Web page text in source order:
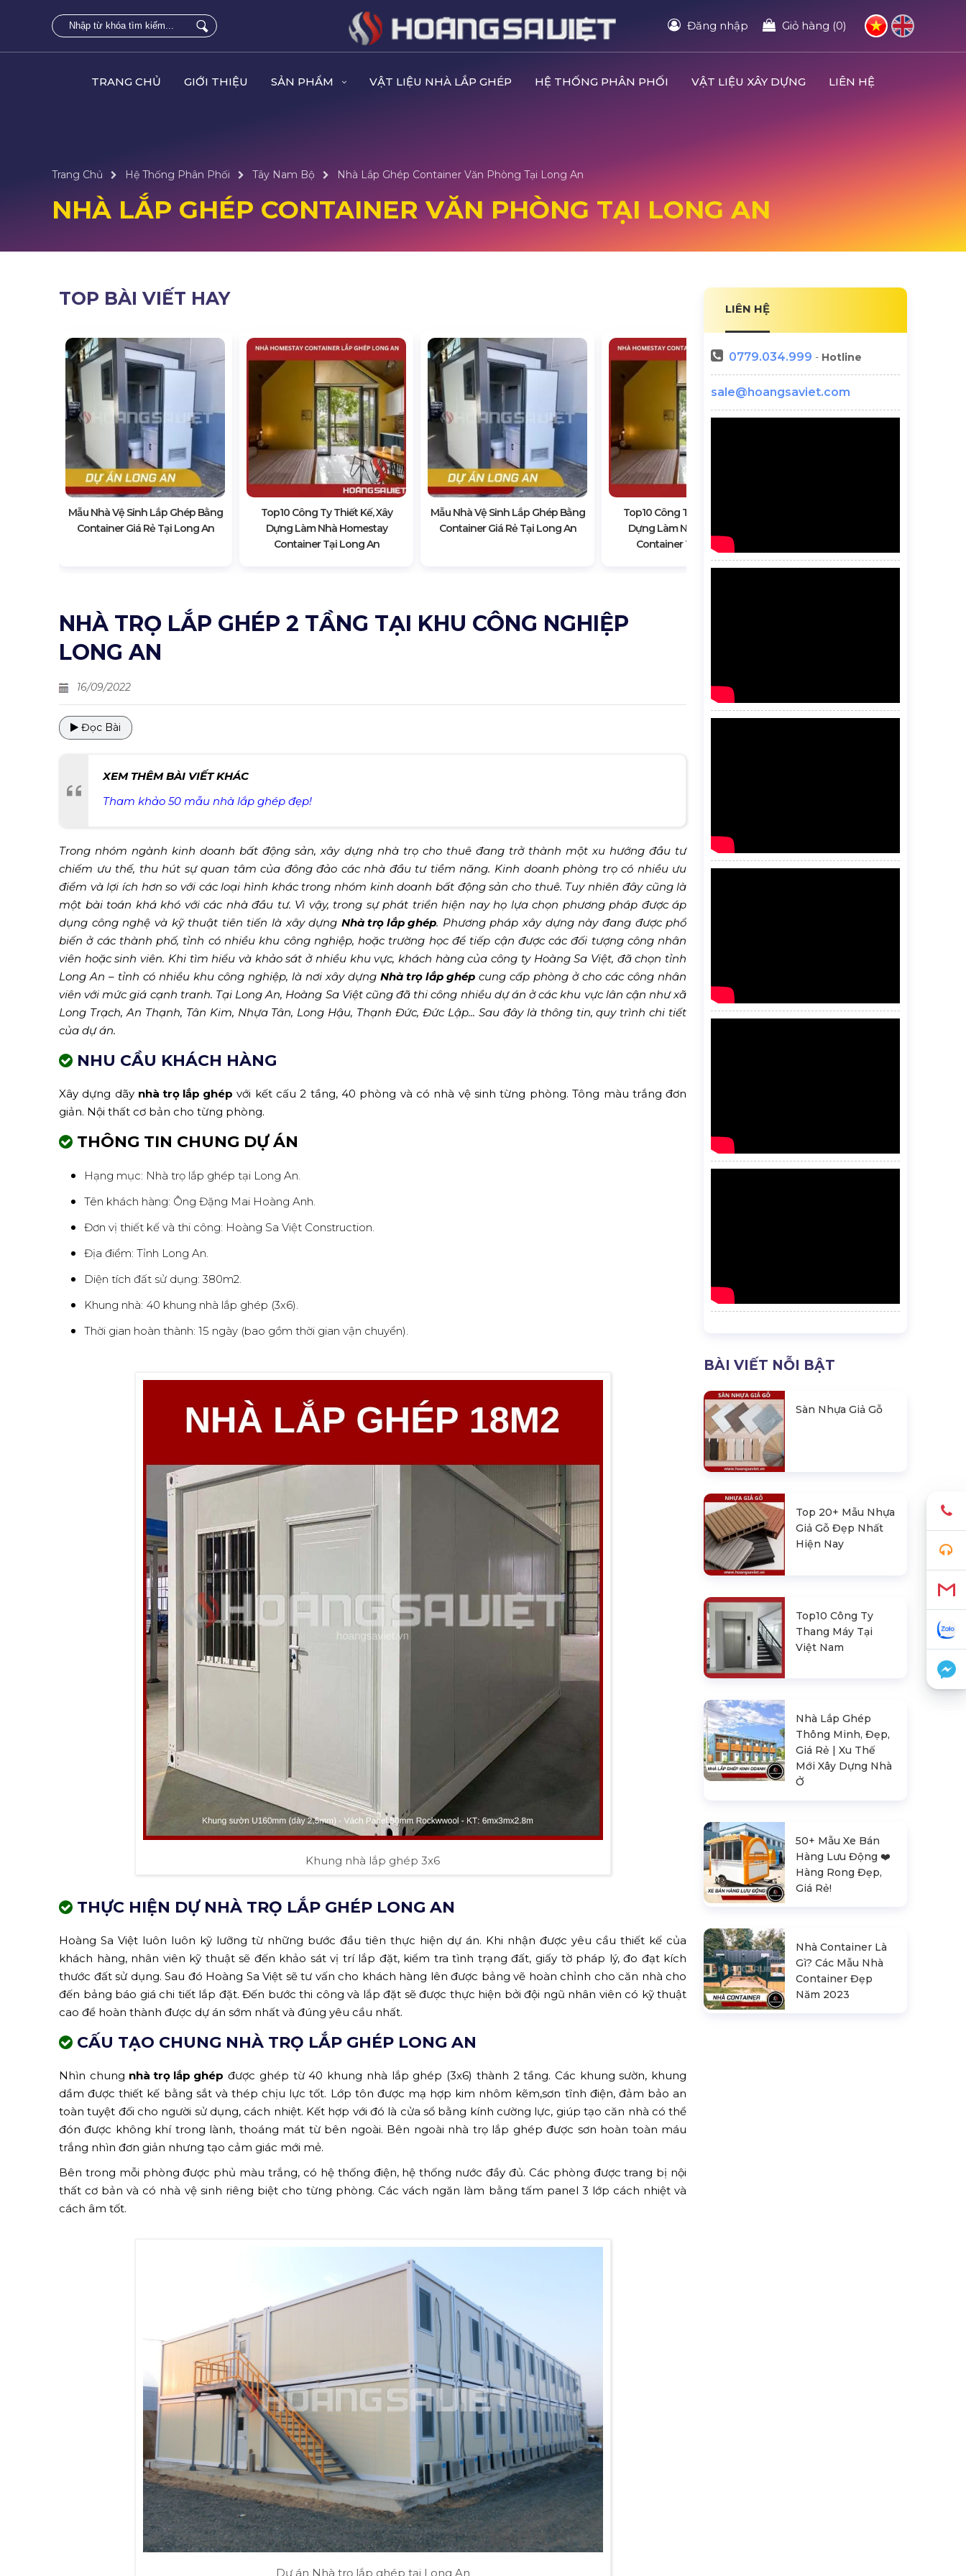
Đăng nhập Giỏ hàng (0)
TRANG CHỦ GIỚI THIỆU SẢN PHẨM VẬT LIỆU NHÀ LẮP GHÉP HỆ THỐNG PHÂN PHỐI VẬT LIỆU XÂY DỰNG LIÊN HỆ
Trang Chủ Hệ Thống Phân Phối Tây Nam Bộ Nhà Lắp Ghép Container Văn Phòng Tại Long An
NHÀ LẮP GHÉP CONTAINER VĂN PHÒNG TẠI LONG AN
TOP BÀI VIẾT HAY
Mẫu Nhà Vệ Sinh Lắp Ghép Bằng
Container Giá Rẻ Tại Long An
Top10 Công Ty Thiết Kế, Xây
Dựng Làm Nhà Homestay
Container Tại Long An
Mẫu Nhà Vệ Sinh Lắp Ghép Bằng
Container Giá Rẻ Tại Long An
Top10 Công Ty Thiết Kế, Xây
Dựng Làm Nhà Homestay
Container Tại Long An
NHÀ TRỌ LẮP GHÉP 2 TẦNG TẠI KHU CÔNG NGHIỆP
LONG AN
16/09/2022
Đọc Bài
XEM THÊM BÀI VIẾT KHÁC
Tham khảo 50 mẫu nhà lắp ghép đẹp!
Trong nhóm ngành kinh doanh bất động sản, xây dựng nhà trọ cho thuê đang trở thành một xu hướng đầu tư
chiếm ưu thế, thu hút sự quan tâm của đông đảo các nhà đầu tư tiềm năng. Kinh doanh phòng trọ có nhiều ưu
điểm và lợi ích hơn so với các loại hình khác trong nhóm kinh doanh bất động sản cho thuê. Tuy nhiên đây cũng là
một bài toán khá khó với các nhà đầu tư. Vì vậy, trong sự phát triển hiện nay họ lựa chọn phương pháp được áp
dụng công nghệ và kỹ thuật tiên tiến là xây dựngNhà trọ lắp ghép. Phương pháp xây dựng này đang được phổ
biến ở các thành phố, tỉnh có nhiều khu công nghiệp, hoặc trường học để tiếp cận được các đối tượng công nhân
viên hoặc sinh viên. Khi tìm hiểu và khảo sát ở nhiều khu vực, khách hàng của công ty Hoàng Sa Việt, đã chọn tỉnh
Long An – tỉnh có nhiều khu công nghiệp, là nơi xây dựngNhà trọ lắp ghép cung cấp phòng ở cho các công nhân
viên với mức giá cạnh tranh. Tại Long An, Hoàng Sa Việt cũng đã thi công nhiều dự án ở các khu vực lân cận như xã
Long Trạch, An Thạnh, Tân Kim, Nhựa Tân, Long Hậu, Thạnh Đức, Đức Lập... Sau đây là thông tin, quy trình chi tiết
của dự án.
NHU CẦU KHÁCH HÀNG
Xây dựng dãy nhà trọ lắp ghép với kết cấu 2 tầng, 40 phòng và có nhà vệ sinh từng phòng. Tông màu trắng đơn
giản. Nội thất cơ bản cho từng phòng.
THÔNG TIN CHUNG DỰ ÁN
Hạng mục: Nhà trọ lắp ghép tại Long An.
Tên khách hàng: Ông Đặng Mai Hoàng Anh.
Đơn vị thiết kế và thi công: Hoàng Sa Việt Construction.
Địa điểm: Tỉnh Long An.
Diện tích đất sử dụng: 380m2.
Khung nhà: 40 khung nhà lắp ghép (3x6).
Thời gian hoàn thành: 15 ngày (bao gồm thời gian vận chuyển).
Khung nhà lắp ghép 3x6
THỰC HIỆN DỰ NHÀ TRỌ LẮP GHÉP LONG AN
Hoàng Sa Việt luôn luôn kỹ lưỡng từ những bước đầu tiên thực hiện dự án. Khi nhận được yêu cầu thiết kế của
khách hàng, nhân viên kỹ thuật sẽ đến khảo sát vị trí lắp đặt, kiểm tra tình trạng đất, giấy tờ pháp lý, đo đạt kích
thước đất sử dụng. Sau đó Hoàng Sa Việt sẽ tư vấn cho khách hàng lên được bảng vẽ hoàn chỉnh cho căn nhà cho
đến bảng báo giá chi tiết lắp đặt. Đến bước thi công và lắp đặt sẽ được thực hiện bởi đội ngũ nhân viên có kỹ thuật
cao để hoàn thành được dự án sớm nhất và đúng yêu cầu nhất.
CẤU TẠO CHUNG NHÀ TRỌ LẮP GHÉP LONG AN
Nhìn chung nhà trọ lắp ghép được ghép từ 40 khung nhà lắp ghép (3x6) thành 2 tầng. Các khung sườn, khung
dầm được thiết kế bằng sắt và thép chịu lực tốt. Lớp tôn được mạ hợp kim nhôm kẽm,sơn tĩnh điện, đảm bảo an
toàn tuyệt đối cho người sử dụng, cách nhiệt. Kết hợp với đó là cửa sổ bằng kính cường lực, giúp tạo căn nhà có thể
đón được không khí trong lành, thoáng mát từ bên ngoài. Bên ngoài nhà trọ lắp ghép được sơn hoàn toàn máu
trắng nhìn đơn giản nhưng tạo cảm giác mới mẻ.
Bên trong mỗi phòng được phủ màu trắng, có hệ thống điện, hệ thống nước đầy đủ. Các phòng được trang bị nội
thất cơ bản và có nhà vệ sinh riêng biệt cho từng phòng. Các vách ngăn làm bằng tấm panel 3 lớp cách nhiệt và
cách âm tốt.
Dự án Nhà trọ lắp ghép tại Long An
LIÊN HỆ
0779.034.999 - Hotline
sale@hoangsaviet.com
BÀI VIẾT NỖI BẬT
Sàn Nhựa Giả Gỗ
Top 20+ Mẫu Nhựa
Giả Gỗ Đẹp Nhất
Hiện Nay
Top10 Công Ty
Thang Máy Tại
Việt Nam
Nhà Lắp Ghép
Thông Minh, Đẹp,
Giá Rẻ | Xu Thế
Mới Xây Dựng Nhà
Ở
50+ Mẫu Xe Bán
Hàng Lưu Động ❤️️
Hàng Rong Đẹp,
Giá Rẻ!
Nhà Container Là
Gì? Các Mẫu Nhà
Container Đẹp
Năm 2023